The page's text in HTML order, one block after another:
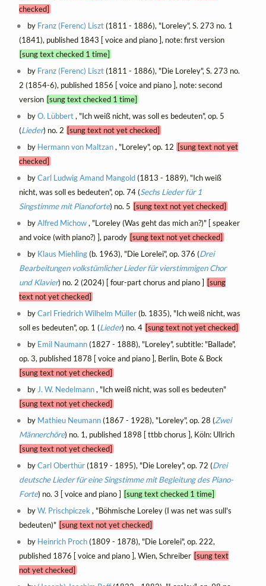
checked]
by Franz (Ferenc) Liszt(1811 - 1886), "Loreley", S. 273 no. 1
(1841), published 1843 [ voice and piano ], note: first version
[sung text checked 1 time]
by Franz (Ferenc) Liszt(1811 - 1886), "Die Loreley", S. 273 no.
2 (1854-6), published 1856 [ voice and piano ], note: second
version [sung text checked 1 time]
byO. Lübbert, "Ich weiß nicht, was soll es bedeuten", op. 5
(Lieder) no. 2 [sung text not yet checked]
by Hermann von Maltzan, "Loreley", op. 12 [sung text not yet
checked]
byCarl Ludwig Amand Mangold(1813 - 1889), "Ich weiß
nicht, was soll es bedeuten", op. 74 (Sechs Lieder für 1
Singstimme mit Pianoforte) no. 5 [sung text not yet checked]
byAlfred Michow, "Loreley (Was geht das mich an?)" [ speaker
and voice (with piano?) ], parody [sung text not yet checked]
by Klaus Miehling(b. 1963), "Die Lorelei", op. 376 (Drei
Bearbeitungen volkstümlicher Lieder für vierstimmigen Chor
und Klavier) no. 2 (2024) [ four-part chorus and piano ] [sung
text not yet checked]
byCarl Friedrich Wilhelm Müller(b. 1835), "Ich weiß nicht, was
soll es bedeuten", op. 1 (Lieder) no. 4 [sung text not yet checked]
by Emil Naumann(1827 - 1888), "Loreley", subtitle: "Ballade",
op. 3, published 1878 [ voice and piano ], Berlin, Bote & Bock
[sung text not yet checked]
by J. W. Nedelmann, "Ich weiß nicht, was soll es bedeuten"
[sung text not yet checked]
by Mathieu Neumann(1867 - 1928), "Loreley", op. 28 (Zwei
Männerchöre) no. 1, published 1898 [ ttbb chorus ], Köln: Ullrich
[sung text not yet checked]
byCarl Oberthür(1819 - 1895), "Die Loreley", op. 72 (Drei
deutsche Lieder für eine Singstimme mit Begleitung des Piano-
Forte) no. 3 [ voice and piano ] [sung text checked 1 time]
byW. Prischpiczek, "Böhmische Loreley (I was net was sull's
bedeuten)" [sung text not yet checked]
by Heinrich Proch(1809 - 1878), "Die Lorelei", op. 222,
published 1876 [ voice and piano ], Wien, Schreiber [sung text
not yet checked]